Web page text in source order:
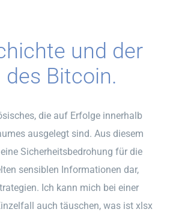
und der
Bitcoin.
die auf Erfolge innerhalb
ausgelegt sind. Aus diesem
Sicherheitsbedrohung für die
sensiblen Informationen dar,
Ich kann mich bei einer
auch täuschen, was ist xlsx